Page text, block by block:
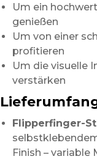
Um ein
genießen
Um von einer
profitieren
Um die visuelle
verstärken
Flipperfinger-
Finish – variable